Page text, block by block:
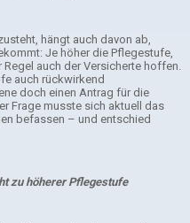
hängt auch davon ab,
Je höher die Pflegestufe,
auch der Versicherte hoffen.
auch rückwirkend
doch einen Antrag für die
Frage musste sich aktuell das
befassen – und entschied
zu höherer Pflegestufe